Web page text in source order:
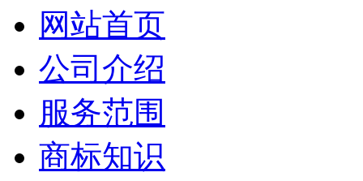
网站首页
公司介绍
服务范围
商标知识